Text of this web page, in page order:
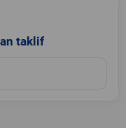
taklif